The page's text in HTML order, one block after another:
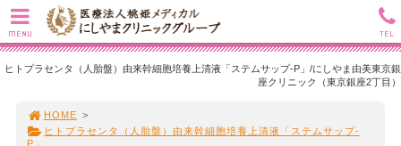
ヒトプラセンタ（人胎盤）由来幹細胞培養上清液「ステムサップ-P」/にしやま由美東京銀
座クリニック（東京銀座2丁目）
HOME >
ヒトプラセンタ（人胎盤）由来幹細胞培養上清液「ステムサップ-
P」
MENU TEL